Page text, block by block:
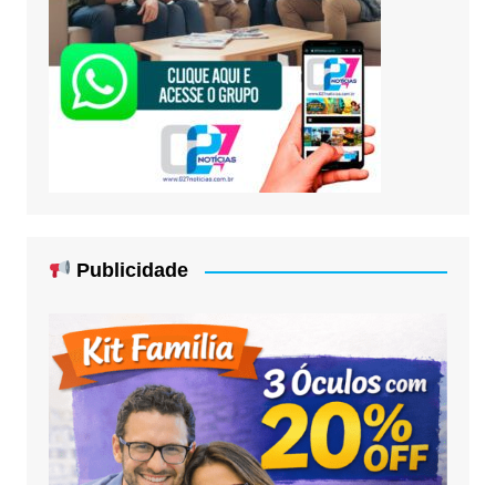
Publicidade